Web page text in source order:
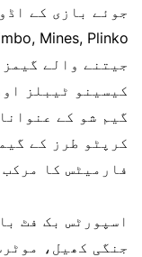
جیتنے والے
کیسینو ٹیبلز
گیم شو کے
کرپٹو طرز کے
فارمیٹس کا مرکب
اسپورٹس بک فٹ
جنگی کھیل،